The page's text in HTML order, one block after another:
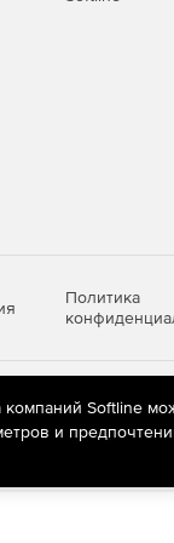
Политика
технологии
на
компаний Softline
и